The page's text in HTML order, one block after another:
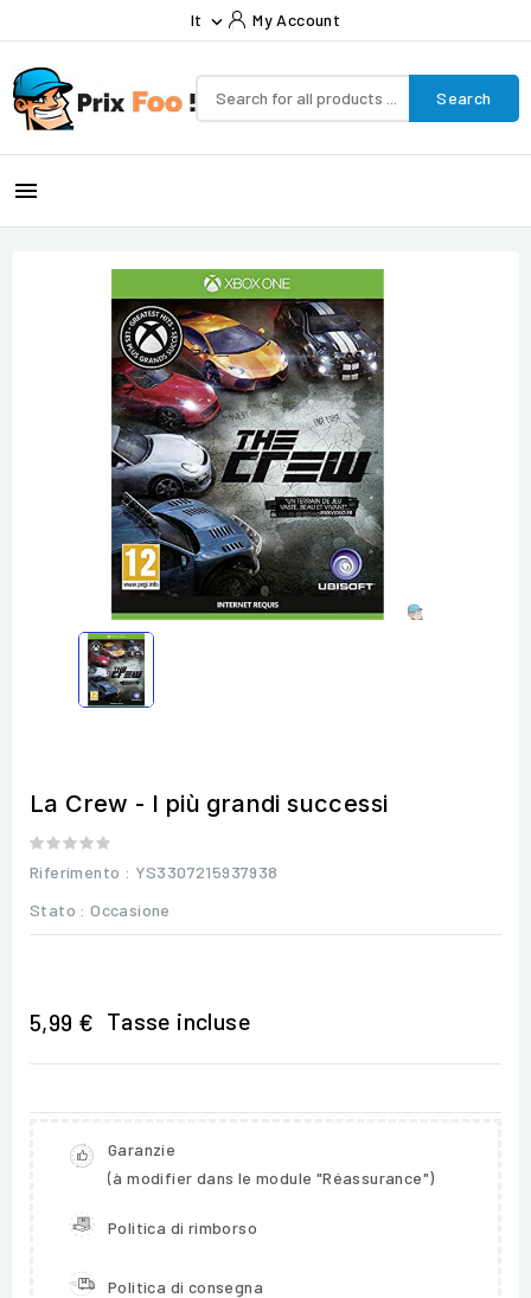
It  My Account
Search

La Crew - I più grandi successi
Riferimento : YS3307215937938
Stato : Occasione
5,99 € Tasse incluse
Garanzie
(à modifier dans le module "Réassurance")
Politica di rimborso
Politica di consegna